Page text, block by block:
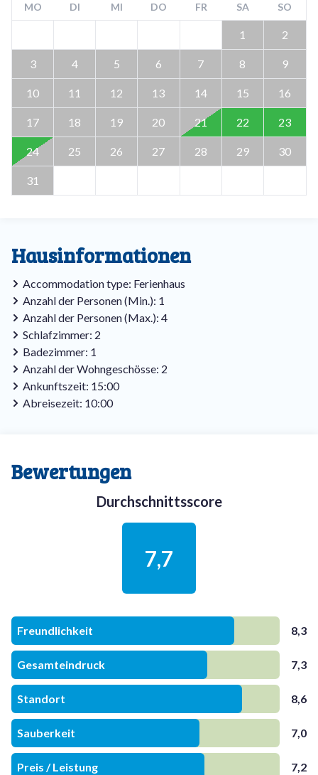
MO DI MI DO FR SA SO
1 2
3 4 5 6 7 8 9
10 11 12 13 14 15 16
17 18 19 20 21 22 23
24 25 26 27 28 29 30
31
Hausinformationen
Accommodation type: Ferienhaus
Anzahl der Personen (Min.): 1
Anzahl der Personen (Max.): 4
Schlafzimmer: 2
Badezimmer: 1
Anzahl der Wohngeschösse: 2
Ankunftszeit: 15:00
Abreisezeit: 10:00
Bewertungen
Durchschnittsscore
7,7
Freundlichkeit 8,3
Gesamteindruck 7,3
Standort 8,6
Sauberkeit 7,0
Preis / Leistung 7,2